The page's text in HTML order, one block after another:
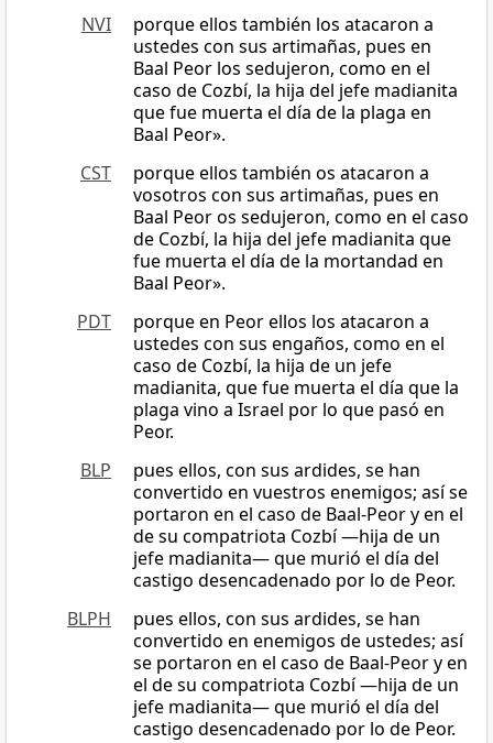
NVI
porque ellos también los atacaron a
ustedes con sus artimañas, pues en
Baal Peor los sedujeron, como en el
caso de Cozbí, la hija del jefe madianita
que fue muerta el día de la plaga en
Baal Peor».
CST
porque ellos también os atacaron a
vosotros con sus artimañas, pues en
Baal Peor os sedujeron, como en el caso
de Cozbí, la hija del jefe madianita que
fue muerta el día de la mortandad en
Baal Peor».
PDT
porque en Peor ellos los atacaron a
ustedes con sus engaños, como en el
caso de Cozbí, la hija de un jefe
madianita, que fue muerta el día que la
plaga vino a Israel por lo que pasó en
Peor.
BLP
pues ellos, con sus ardides, se han
convertido en vuestros enemigos; así se
portaron en el caso de Baal-Peor y en el
de su compatriota Cozbí —hija de un
jefe madianita— que murió el día del
castigo desencadenado por lo de Peor.
BLPH
pues ellos, con sus ardides, se han
convertido en enemigos de ustedes; así
se portaron en el caso de Baal-Peor y en
el de su compatriota Cozbí —hija de un
jefe madianita— que murió el día del
castigo desencadenado por lo de Peor.